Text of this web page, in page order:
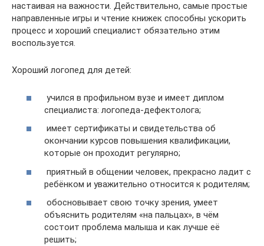
настаивая на важности. Действительно, самые простые
направленные игры и чтение книжек способны ускорить
процесс и хороший специалист обязательно этим
воспользуется.
Хороший логопед для детей:
учился в профильном вузе и имеет диплом
специалиста: логопеда-дефектолога;
имеет сертификаты и свидетельства об
окончании курсов повышения квалификации,
которые он проходит регулярно;
приятный в общении человек, прекрасно ладит с
ребёнком и уважительно относится к родителям;
обосновывает свою точку зрения, умеет
объяснить родителям «на пальцах», в чём
состоит проблема малыша и как лучше её
решить;